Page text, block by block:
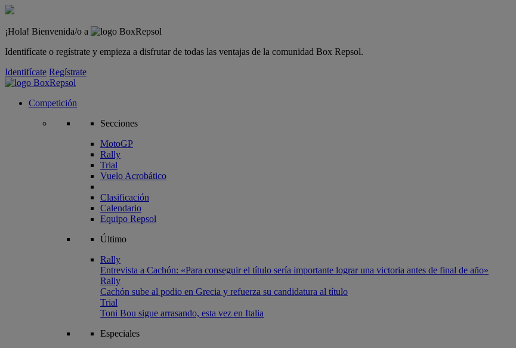
¡Hola! Bienvenida/o a
Identifícate o regístrate y empieza a disfrutar de todas las ventajas de la comunidad Box Repsol.
Identifícate Regístrate
Competición
Secciones
MotoGP
Rally
Trial
Vuelo Acrobático
Clasificación
Calendario
Equipo Repsol
Último
Rally
Entrevista a Cachón: «Para conseguir el título sería importante lograr una victoria antes de final de año»
Rally
Cachón sube al podio en Grecia y refuerza su candidatura al título
Trial
Toni Bou sigue arrasando, esta vez en Italia
Especiales